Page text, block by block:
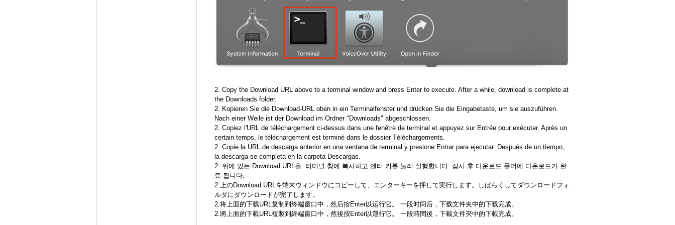
2. Copy the Download URL above to a terminal window and press Enter to execute. After a while, download is complete at
the Downloads folder.
2. Kopieren Sie die Download-URL oben in ein Terminalfenster und drücken Sie die Eingabetaste, um sie auszuführen.
Nach einer Weile ist der Download im Ordner "Downloads" abgeschlossen.
2. Copiez l'URL de téléchargement ci-dessus dans une fenêtre de terminal et appuyez sur Entrée pour exécuter. Après un
certain temps, le téléchargement est terminé dans le dossier Téléchargements.
2. Copie la URL de descarga anterior en una ventana de terminal y presione Entrar para ejecutar. Después de un tiempo,
la descarga se completa en la carpeta Descargas.
2. 위에 있는 Download URL을 터미널 창에 복사하고 엔터 키를 눌러 실행합니다. 잠시 후 다운로드 폴더에 다운로드가 완
료 됩니다.
2.上のDownload URLを端末ウィンドウにコピーして、エンターキーを押して実行します。しばらくしてダウンロードフォ
ルダにダウンロードが完了します。
2.将上面的下载URL复制到终端窗口中，然后按Enter以运行它。 一段时间后，下载文件夹中的下载完成。
2.將上面的下載URL複製到終端窗口中，然後按Enter以運行它。 一段時間後，下載文件夾中的下載完成。